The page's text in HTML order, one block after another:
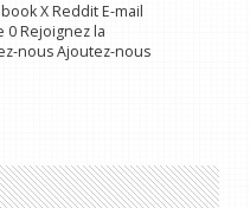
X Reddit E-mail
0 Rejoignez la
nous Ajoutez-nous